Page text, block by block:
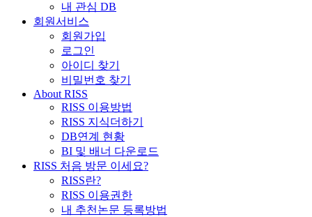
내 관심 DB
회원서비스
회원가입
로그인
아이디 찾기
비밀번호 찾기
About RISS
RISS 이용방법
RISS 지식더하기
DB연계 현황
BI 및 배너 다운로드
RISS 처음 방문 이세요?
RISS란?
RISS 이용권한
내 추천논문 등록방법